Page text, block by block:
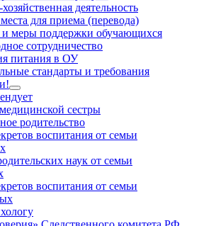
деятельность
для приема (перевода)
меры поддержки обучающихся
сотрудничество
питания в ОУ
стандарты и требования
Показать
подменю
сестры
родительство
воспитания от семьи
наук от семьи
воспитания от семьи